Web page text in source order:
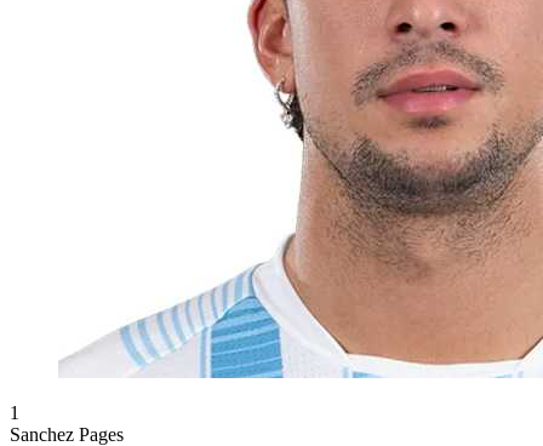
1
Sanchez Pages